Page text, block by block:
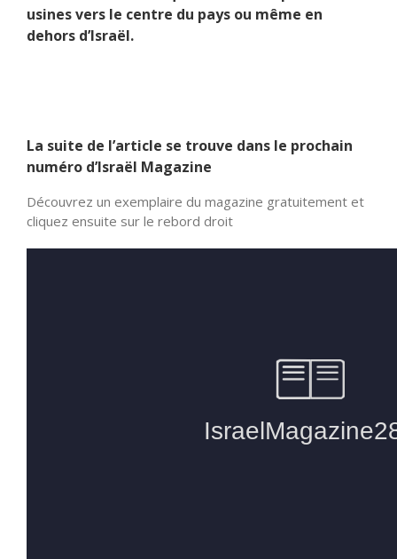
usines vers le centre du pays ou même en
dehors d’Israël.
La suite de l’article se trouve dans le prochain
numéro d’Israël Magazine
Découvrez un exemplaire du magazine gratuitement et
cliquez ensuite sur le rebord droit